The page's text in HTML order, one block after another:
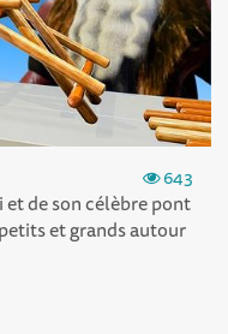
643
de son célèbre pont
et grands autour